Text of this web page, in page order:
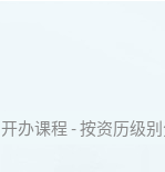
开办课程 - 按资历级